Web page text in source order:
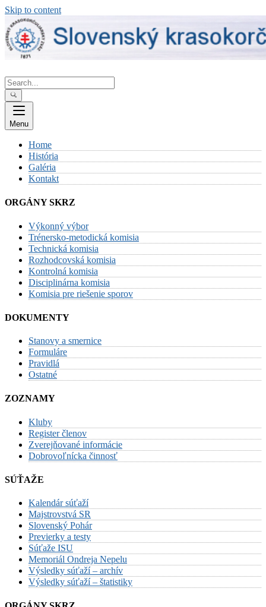
Skip to content
Menu
Home
História
Galéria
Kontakt
ORGÁNY SKRZ
Výkonný výbor
Trénersko-metodická komisia
Technická komisia
Rozhodcovská komisia
Kontrolná komisia
Disciplinárna komisia
Komisia pre riešenie sporov
DOKUMENTY
Stanovy a smernice
Formuláre
Pravidlá
Ostatné
ZOZNAMY
Kluby
Register členov
Zverejňované informácie
Dobrovoľnícka činnosť
SÚŤAŽE
Kalendár súťaží
Majstrovstvá SR
Slovenský Pohár
Previerky a testy
Súťaže ISU
Memoriál Ondreja Nepelu
Výsledky súťaží – archív
Výsledky súťaží – štatistiky